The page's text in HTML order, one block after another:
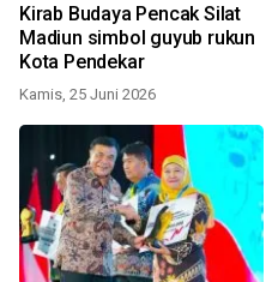
Kirab Budaya Pencak Silat
Madiun simbol guyub rukun
Kota Pendekar
Kamis, 25 Juni 2026